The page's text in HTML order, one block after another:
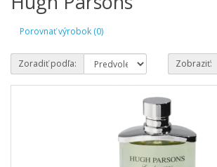
Porovnať výrobok (0)
Zoradiť podľa: Zobraziť: